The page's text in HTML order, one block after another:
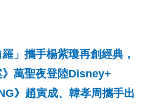
羅」攜手楊紫瓊再創經典，
》萬聖夜登陸Disney+
》趙寅成、韓孝周攜手出